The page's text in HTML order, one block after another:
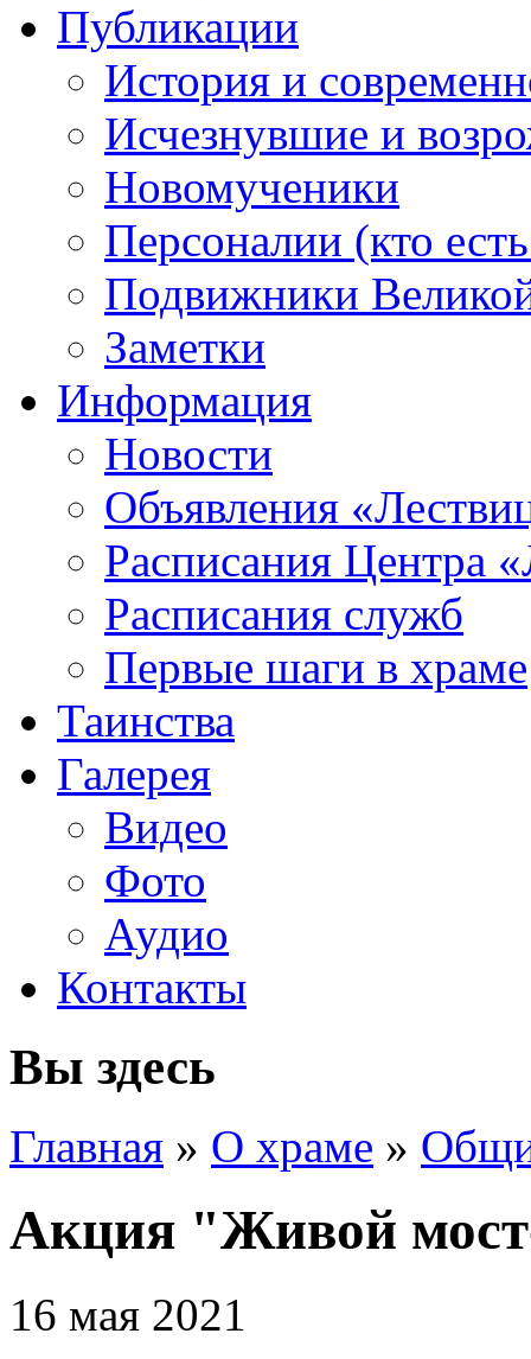
Публикации
История и
Исчезнувшие и
Новомученики
Персоналии (кто
Подвижники
Заметки
Информация
Новости
Объявления
Расписания Центра
Расписания служб
Первые шаги в храме
Таинства
Галерея
Видео
Фото
Аудио
Контакты
Вы здесь
Главная » О храме »
Акция "Живой
16 мая 2021